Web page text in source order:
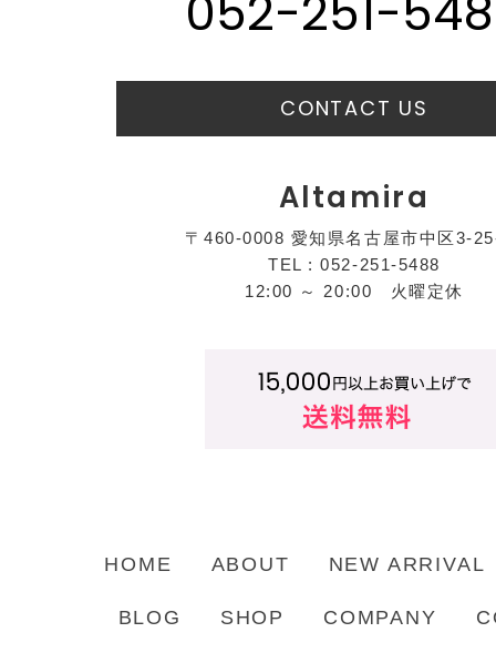
CONTACT US
Altamira
〒460-0008 愛知県名古屋市中区3-
TEL : 052-251-5488
12:00 ～ 20:00 火曜定休
HOME ABOUT NEW ARRIVAL
BLOG SHOP COMPANY